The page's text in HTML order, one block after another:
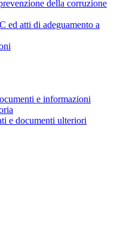
della corruzione
ed atti di adeguamento a
e informazioni
e documenti ulteriori